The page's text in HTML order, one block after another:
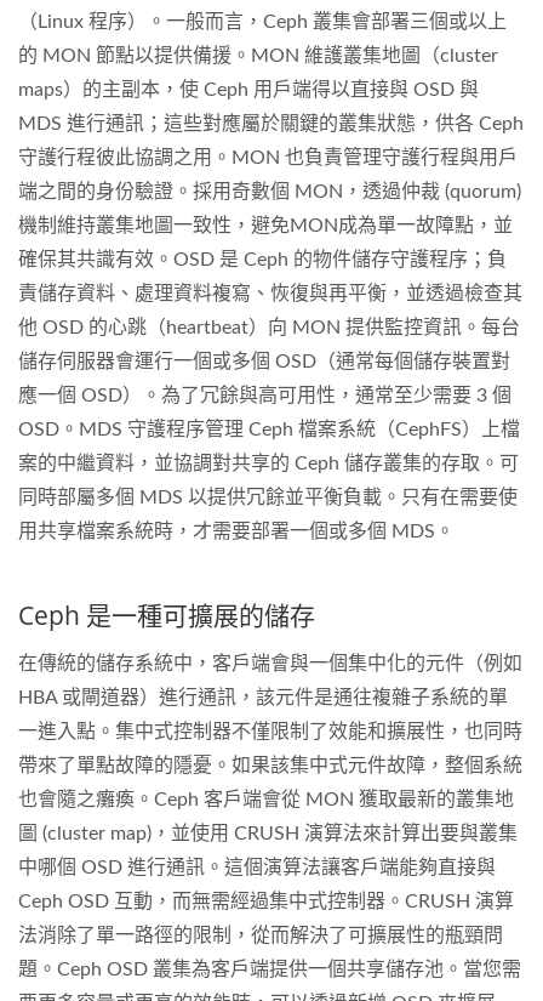
（Linux 程序）。一般而言，Ceph 叢集會部署三個或以上
的 MON 節點以提供備援。MON 維護叢集地圖（cluster
maps）的主副本，使 Ceph 用戶端得以直接與 OSD 與
MDS 進行通訊；這些對應屬於關鍵的叢集狀態，供各 Ceph
守護行程彼此協調之用。MON 也負責管理守護行程與用戶
端之間的身份驗證。採用奇數個 MON，透過仲裁 (quorum)
機制維持叢集地圖一致性，避免MON成為單一故障點，並
確保其共識有效。OSD 是 Ceph 的物件儲存守護程序；負
責儲存資料、處理資料複寫、恢復與再平衡，並透過檢查其
他 OSD 的心跳（heartbeat）向 MON 提供監控資訊。每台
儲存伺服器會運行一個或多個 OSD（通常每個儲存裝置對
應一個 OSD）。為了冗餘與高可用性，通常至少需要 3 個
OSD。MDS 守護程序管理 Ceph 檔案系統（CephFS）上檔
案的中繼資料，並協調對共享的 Ceph 儲存叢集的存取。可
同時部屬多個 MDS 以提供冗餘並平衡負載。只有在需要使
用共享檔案系統時，才需要部署一個或多個 MDS。
Ceph 是一種可擴展的儲存
在傳統的儲存系統中，客戶端會與一個集中化的元件（例如
HBA 或閘道器）進行通訊，該元件是通往複雜子系統的單
一進入點。集中式控制器不僅限制了效能和擴展性，也同時
帶來了單點故障的隱憂。如果該集中式元件故障，整個系統
也會隨之癱瘓。Ceph 客戶端會從 MON 獲取最新的叢集地
圖 (cluster map)，並使用 CRUSH 演算法來計算出要與叢集
中哪個 OSD 進行通訊。這個演算法讓客戶端能夠直接與
Ceph OSD 互動，而無需經過集中式控制器。CRUSH 演算
法消除了單一路徑的限制，從而解決了可擴展性的瓶頸問
題。Ceph OSD 叢集為客戶端提供一個共享儲存池。當您需